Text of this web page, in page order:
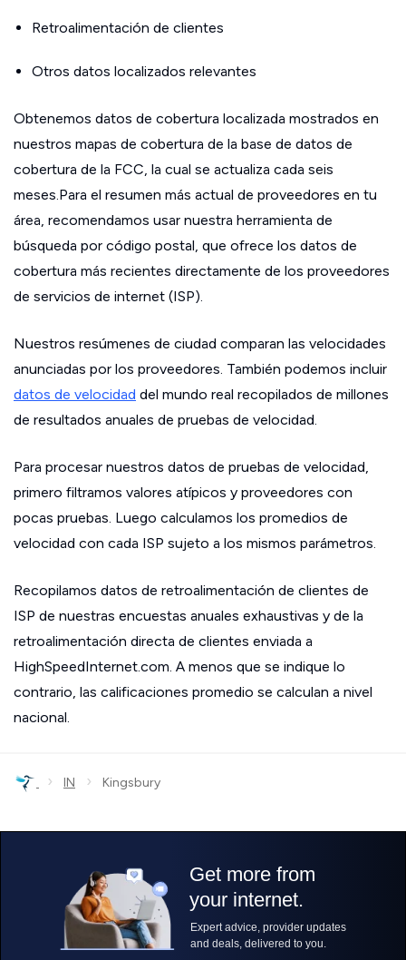
Retroalimentación de clientes
Otros datos localizados relevantes
Obtenemos datos de cobertura localizada mostrados en
nuestros mapas de cobertura de la base de datos de
cobertura de la FCC, la cual se actualiza cada seis
meses.Para el resumen más actual de proveedores en tu
área, recomendamos usar nuestra herramienta de
búsqueda por código postal, que ofrece los datos de
cobertura más recientes directamente de los proveedores
de servicios de internet (ISP).
Nuestros resúmenes de ciudad comparan las velocidades
anunciadas por los proveedores. También podemos incluir
datos de velocidad del mundo real recopilados de millones
de resultados anuales de pruebas de velocidad.
Para procesar nuestros datos de pruebas de velocidad,
primero filtramos valores atípicos y proveedores con
pocas pruebas. Luego calculamos los promedios de
velocidad con cada ISP sujeto a los mismos parámetros.
Recopilamos datos de retroalimentación de clientes de
ISP de nuestras encuestas anuales exhaustivas y de la
retroalimentación directa de clientes enviada a
HighSpeedInternet.com. A menos que se indique lo
contrario, las calificaciones promedio se calculan a nivel
nacional.
› IN › Kingsbury